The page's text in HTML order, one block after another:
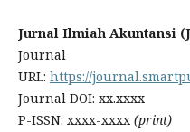
Jurnal Ilmiah Akuntansi
Journal
URL: https://
Journal DOI: xx.xxxx
P-ISSN: xxxx-xxxx(print)